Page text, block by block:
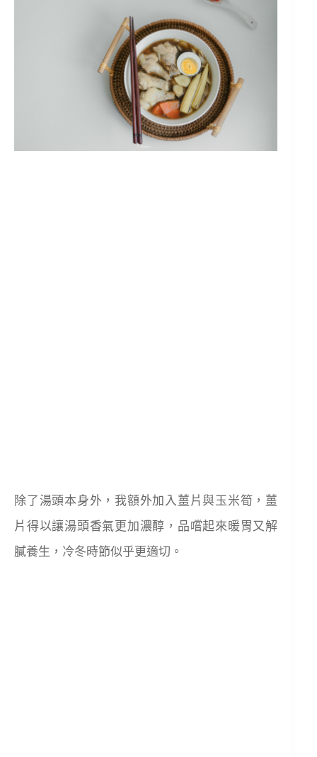
除了湯頭本身外，我額外加入薑片與玉米筍，薑
片得以讓湯頭香氣更加濃醇，品嚐起來暖胃又解
膩養生，冷冬時節似乎更適切。